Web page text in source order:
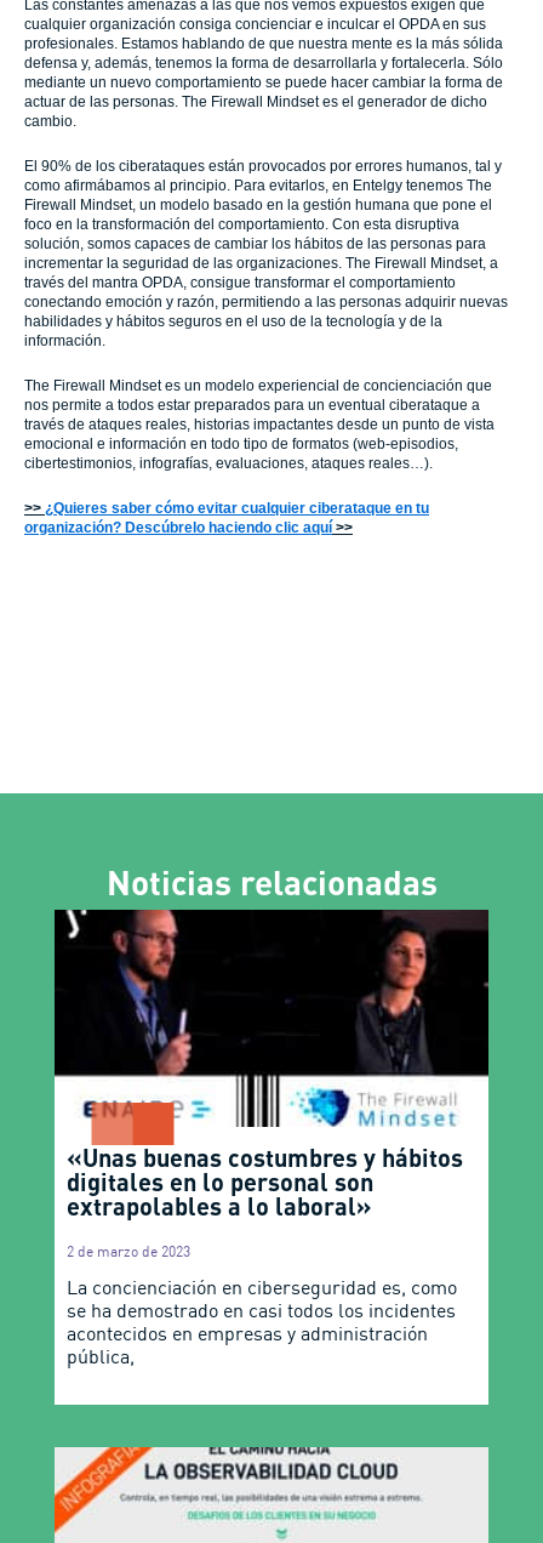
Las constantes amenazas a las que nos vemos expuestos exigen que
cualquier organización consiga concienciar e inculcar el OPDA en sus
profesionales. Estamos hablando de que nuestra mente es la más sólida
defensa y, además, tenemos la forma de desarrollarla y fortalecerla. Sólo
mediante un nuevo comportamiento se puede hacer cambiar la forma de
actuar de las personas. The Firewall Mindset es el generador de dicho
cambio.
El 90% de los ciberataques están provocados por errores humanos, tal y
como afirmábamos al principio. Para evitarlos, en Entelgy tenemos The
Firewall Mindset, un modelo basado en la gestión humana que pone el
foco en la transformación del comportamiento. Con esta disruptiva
solución, somos capaces de cambiar los hábitos de las personas para
incrementar la seguridad de las organizaciones. The Firewall Mindset, a
través del mantra OPDA, consigue transformar el comportamiento
conectando emoción y razón, permitiendo a las personas adquirir nuevas
habilidades y hábitos seguros en el uso de la tecnología y de la
información.
The Firewall Mindset es un modelo experiencial de concienciación que
nos permite a todos estar preparados para un eventual ciberataque a
través de ataques reales, historias impactantes desde un punto de vista
emocional e información en todo tipo de formatos (web-episodios,
cibertestimonios, infografías, evaluaciones, ataques reales…).
>> ¿Quieres saber cómo evitar cualquier ciberataque en tu
organización? Descúbrelo haciendo clic aquí >>
Noticias relacionadas
«Unas buenas costumbres y hábitos
digitales en lo personal son
extrapolables a lo laboral»
2 de marzo de 2023
La concienciación en ciberseguridad es, como
se ha demostrado en casi todos los incidentes
acontecidos en empresas y administración
pública,